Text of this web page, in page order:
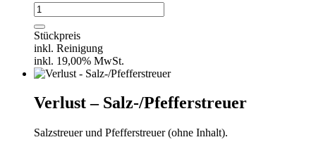
Verlust
-
Sauciere
Menge
Stückpreis
inkl. Reinigung
inkl. 19,00% MwSt.
Verlust – Salz-/Pfefferstreuer
Salzstreuer und Pfefferstreuer (ohne Inhalt).